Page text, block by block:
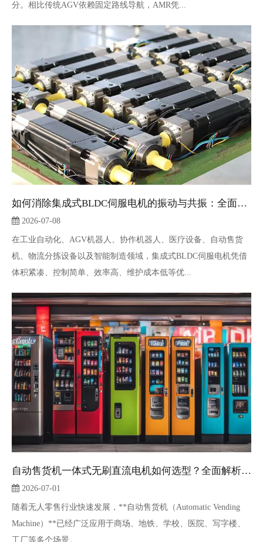
分。相比传统AGV依赖固定路线导航，AMR凭...
如何消除集成式BLDC伺服电机的振动与共振：全面解决方案与优化指南
2026-07-08
在工业自动化、AGV机器人、协作机器人、医疗设备、自动售货
机、物流分拣设备以及智能制造领域，集成式BLDC伺服电机凭借
体积紧凑、控制简单、效率高、维护成本低等优...
自动售货机一体式无刷直流电机如何选型？全面解析BLDC一体电机选型指南｜精控电机
2026-07-01
随着无人零售行业快速发展，**自动售货机（Automatic Vending
Machine）**已经广泛应用于商场、地铁、学校、医院、写字楼、
工厂等多个场景。...